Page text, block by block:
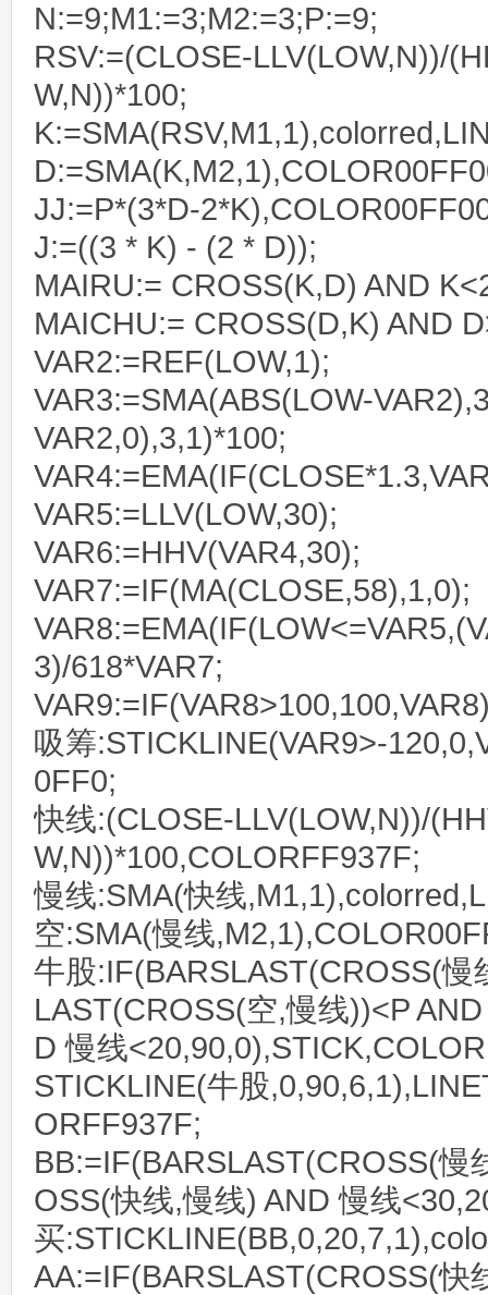
N:=9;M1:=3;M2:=3;P:=9;
RSV:=(CLOSE-LLV(LOW,N))/
W,N))*100;
JJ:=P*(3*D-
J:=((3 * K) - (2 * D));
MAIRU:= CROSS(K,D) AND
MAICHU:= CROSS(D,K) AND
VAR2:=REF(LOW,1);
VAR3:=SMA(ABS(LOW-
VAR2,0),3,1)*100;
VAR5:=LLV(LOW,30);
VAR6:=HHV(VAR4,30);
VAR7:=IF(MA(CLOSE,58),1,0);
3)/618*VAR7;
吸筹:STICKLINE(VAR9>-
0FF0;
快线:(CLOSE-LLV(LOW,N))/
W,N))*100,COLORFF937F;
慢线:SMA(快线
空:SMA(慢线
牛股:IF(BARSLAST(CROSS(慢
LAST(CROSS(空,慢线))<P
D 慢线
STICKLINE(牛股
ORFF937F;
BB:=IF(BARSLAST(CROSS(慢
OSS(快线,慢线) AND 慢线
买
AA:=IF(BARSLAST(CROSS(快